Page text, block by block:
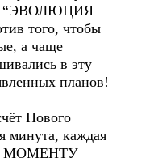
“ЭВОЛЮЦИЯ
того, чтобы
а чаще
в эту
планов!
Нового
минута, каждая
к МОМЕНТУ